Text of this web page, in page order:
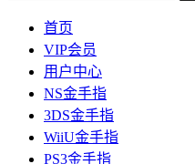
首页
VIP会员
用户中心
NS金手指
3DS金手指
WiiU金手指
PS3金手指